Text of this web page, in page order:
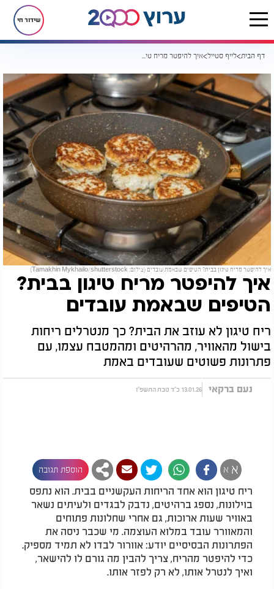
שידור חי
דף הבית לייף סטייל איך להיפטר מריח טיגון בבית? הטיפים שבאמת עובדים
איך להיפטר מריח טיגון בבית? הטיפים שבאמת עובדים (צילום: Tamakhin Mykhailo/shutterstock)
איך להיפטר מריח טיגון בבית?
הטיפים שבאמת עובדים
ריח טיגון לא עוזב את הבית? כך מנטרלים ריחות
בישול מהאוויר, מהרהיטים ומהמטבח עצמו, עם
פתרונות פשוטים שעובדים באמת
נעם ברקאי 13.01.26 כ"ד טבת התשפ"ו
א א הוספת תגובה
ריח טיגון הוא אחד הריחות העקשניים בבית. הוא נתפס
בוילונות, נספג ברהיטים, נדבק לבגדים ולעיתים נשאר
באוויר שעות ארוכות, גם אחרי שחלונות פתוחים
והמאוורר עובד במלוא העוצמה. מי שכבר ניסה את
הפתרונות הבסיסיים יודע: אוורור לבדו לא תמיד מספיק.
כדי להיפטר מהריח, צריך להבין מה גורם לו להישאר,
ואיך לנטרל אותו, לא רק לפזר אותו.